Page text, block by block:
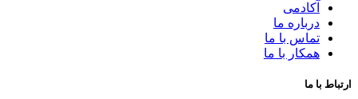
آکادمی
درباره ما
تماس با ما
همکار با ما
ارتباط با ما